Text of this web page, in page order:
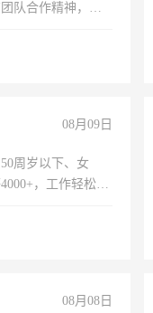
队合作精神，有
08月09日
周岁以下、女
，工作轻松，
08月08日